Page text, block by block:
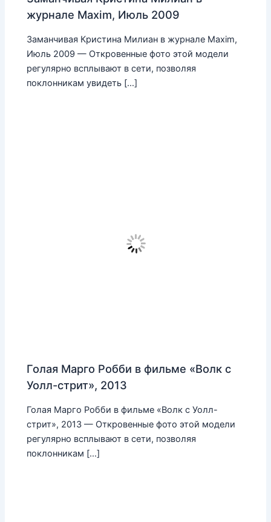
журнале Maxim, Июль 2009
Заманчивая Кристина Милиан в журнале Maxim,
Июль 2009 — Откровенные фото этой модели
регулярно всплывают в сети, позволяя
поклонникам увидеть […]
Голая Марго Робби в фильме «Волк с
Уолл-стрит», 2013
Голая Марго Робби в фильме «Волк с Уолл-
стрит», 2013 — Откровенные фото этой модели
регулярно всплывают в сети, позволяя
поклонникам […]